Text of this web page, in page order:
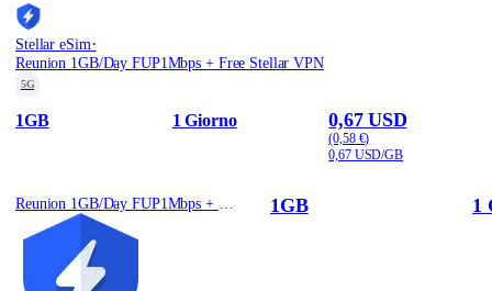
Stellar eSim·
Reunion 1GB/Day FUP1Mbps + Free Stellar VPN
5G
1GB 1 Giorno 0,67 USD
(0,58 €)
0,67 USD/GB
1GB 1